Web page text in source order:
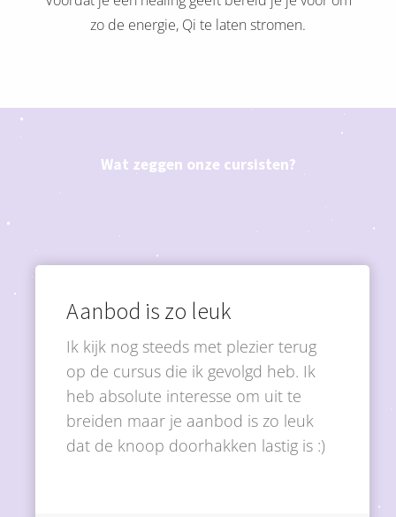
zo de energie, Qi te laten stromen.
Wat zeggen onze cursisten?
Aanbod is zo leuk
Ik kijk nog steeds met plezier terug
op de cursus die ik gevolgd heb. Ik
heb absolute interesse om uit te
breiden maar je aanbod is zo leuk
dat de knoop doorhakken lastig is :)